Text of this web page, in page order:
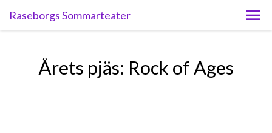
Raseborgs Sommarteater
Årets pjäs: Rock of Ages